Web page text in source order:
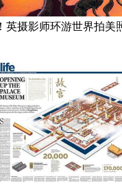
英摄影师环游世界拍美